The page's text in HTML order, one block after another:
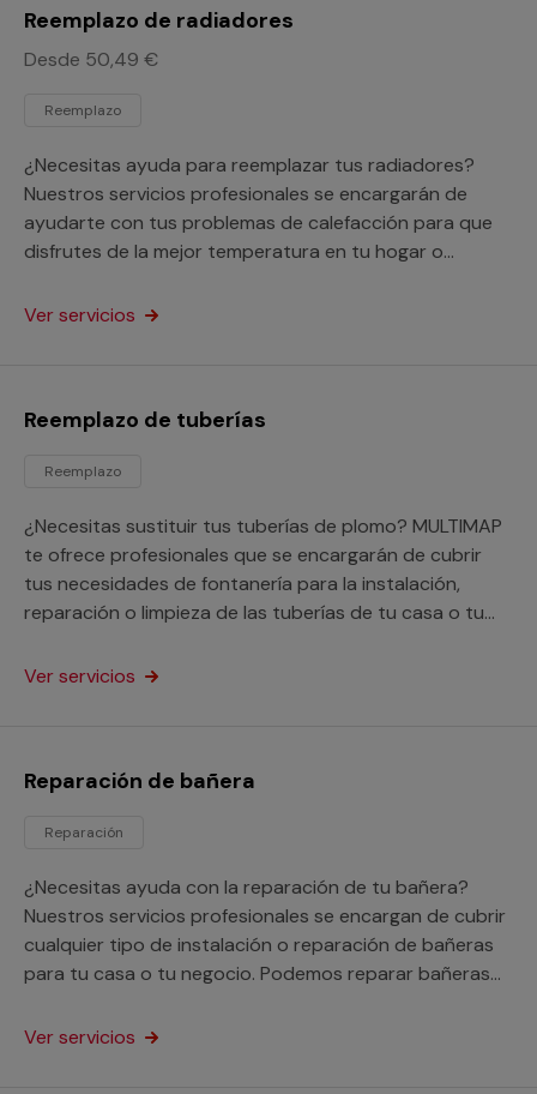
Reemplazo de radiadores
Desde 50,49 €
Reemplazo
¿Necesitas ayuda para reemplazar tus radiadores?
Nuestros servicios profesionales se encargarán de
ayudarte con tus problemas de calefacción para que
disfrutes de la mejor temperatura en tu hogar o
Ver servicios
Reemplazo de tuberías
Reemplazo
¿Necesitas sustituir tus tuberías de plomo? MULTIMAP
te ofrece profesionales que se encargarán de cubrir
tus necesidades de fontanería para la instalación,
reparación o limpieza de las tuberías de tu casa o tu
Ver servicios
Reparación de bañera
Reparación
¿Necesitas ayuda con la reparación de tu bañera?
Nuestros servicios profesionales se encargan de cubrir
cualquier tipo de instalación o reparación de bañeras
para tu casa o tu negocio. Podemos reparar bañeras
los agujeros y fugas que tenga.
Ver servicios